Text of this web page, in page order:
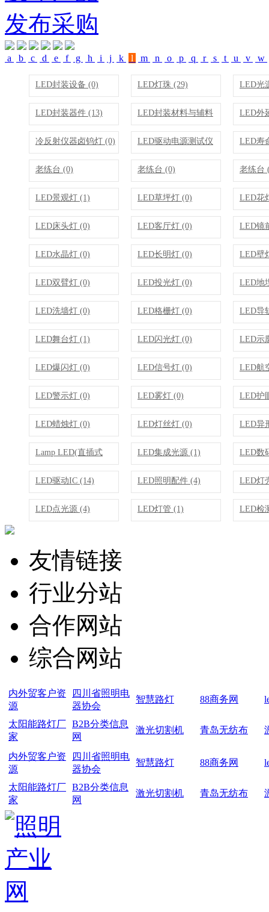
发布采购
a b c d e f g h i j k l m n o p q r s t u v w
LED封装设备 (0) LED灯珠 (29) LED光
LED封装器件 (13) LED封装材料与辅料
(0)
LED外
冷反射仪器卤钨灯 (0) LED驱动电源测试仪
(0)
LED寿
老练台 (0) 老练台 (0) 老练台
LED景观灯 (1) LED草坪灯 (0) LED花
LED床头灯 (0) LED客厅灯 (0) LED镜
LED水晶灯 (0) LED长明灯 (0) LED壁
LED双臂灯 (0) LED投光灯 (0) LED地
LED洗墙灯 (0) LED格栅灯 (0) LED导
LED舞台灯 (1) LED闪光灯 (0) LED示
LED爆闪灯 (0) LED信号灯 (0) LED航
LED警示灯 (0) LED雾灯 (0) LED护
LED蜡烛灯 (0) LED灯丝灯 (0) LED异
Lamp LED(直插式
LED) (3)
LED集成光源 (1) LED数
LED驱动IC (14) LED照明配件 (4) LED灯
LED点光源 (4) LED灯管 (1) LED检
友情链接
行业分站
合作网站
综合网站
内外贸客户资
源
四川省照明电
器协会
智慧路灯 88商务网
太阳能路灯厂
家
B2B分类信息
网
激光切割机 青岛无纺布
内外贸客户资
源
四川省照明电
器协会
智慧路灯 88商务网
太阳能路灯厂
家
B2B分类信息
网
激光切割机 青岛无纺布